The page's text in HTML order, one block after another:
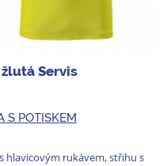
Servis
S POTISKEM
hlavicovým rukávem, střihu s